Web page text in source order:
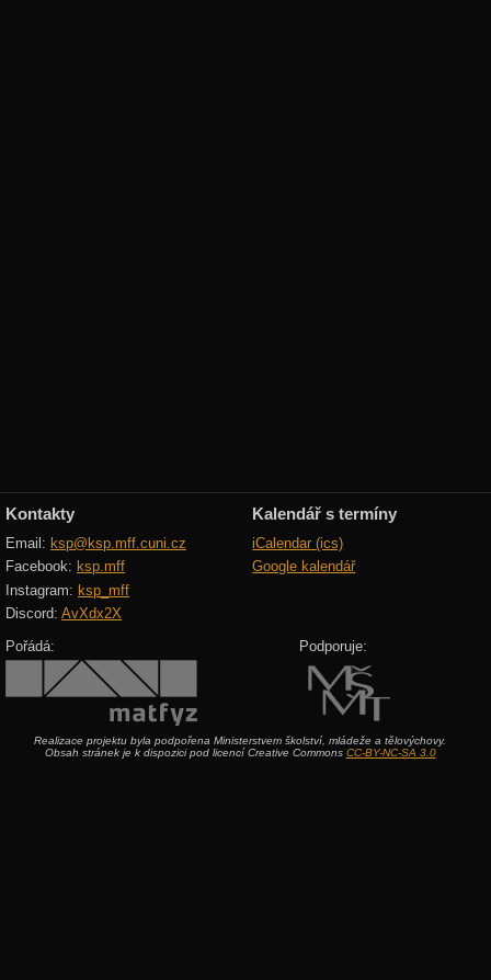
Kontakty
Email: ksp@ksp.mff.cuni.cz
Facebook: ksp.mff
Instagram: ksp_mff
Discord: AvXdx2X
Kalendář s termíny
iCalendar (ics)
Google kalendář
Pořádá: Podporuje:
Realizace projektu byla podpořena Ministerstvem školství, mládeže a tělovýchovy.
Obsah stránek je k dispozici pod licencí Creative Commons CC-BY-NC-SA 3.0